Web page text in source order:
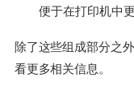
便于在打印机中更
除了这些组成部分之
看更多相关信息。